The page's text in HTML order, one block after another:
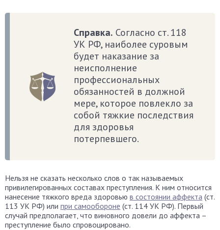
Справка. Согласно ст. 118
УК РФ, наиболее суровым
будет наказание за
неисполнение
профессиональных
обязанностей в должной
мере, которое повлекло за
собой тяжкие последствия
для здоровья
потерпевшего.
Нельзя не сказать несколько слов о так называемых
привилегированных составах преступления. К ним относится
нанесение тяжкого вреда здоровью в состоянии аффекта (ст.
113 УК РФ) или при самообороне (ст. 114 УК РФ). Первый
случай предполагает, что виновного довели до аффекта –
преступление было спровоцировано.